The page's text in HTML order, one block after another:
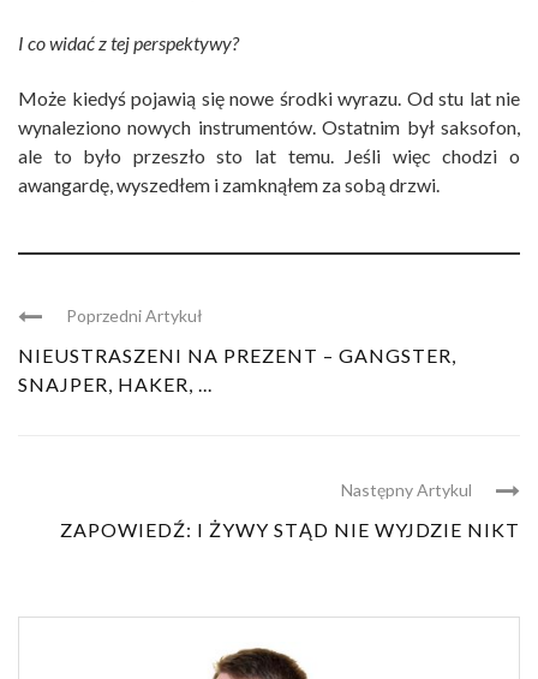
I co widać z tej perspektywy?
Może kiedyś pojawią się nowe środki wyrazu. Od stu lat nie
wynaleziono nowych instrumentów. Ostatnim był saksofon,
ale to było przeszło sto lat temu. Jeśli więc chodzi o
awangardę, wyszedłem i zamknąłem za sobą drzwi.
Poprzedni Artykuł
NIEUSTRASZENI NA PREZENT – GANGSTER,
SNAJPER, HAKER, ...
Następny Artykul
ZAPOWIEDŹ: I ŻYWY STĄD NIE WYJDZIE NIKT